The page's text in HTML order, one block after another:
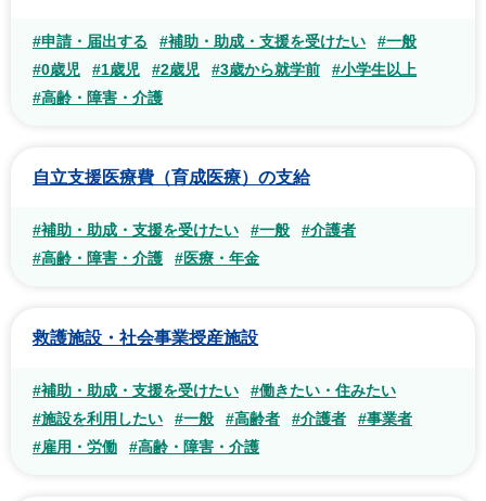
#申請・届出する #補助・助成・支援を受けたい
#一般
#0歳児
#1歳児 #2歳児 #3歳から就学前
#小学生以上
#高齢・障害・介護
自立支援医療費（育成医療）の支給
#補助・助成・支援を受けたい #一般
#介護者
#高齢・障害・介護
#医療・年金
救護施設・社会事業授産施設
#補助・助成・支援を受けたい
#働きたい・住みたい
#施設を利用したい
#一般 #高齢者 #介護者
#事業者
#雇用・労働
#高齢・障害・介護